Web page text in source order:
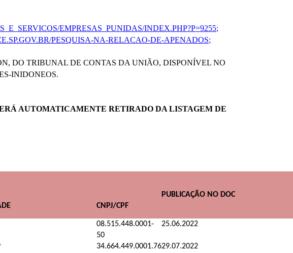
EMPRESAS_PUNIDAS/INDEX.PHP?P=9255;
PESQUISA-NA-RELACAO-DE-APENADOS;
DO TRIBUNAL DE CONTAS DA UNIÃO, DISPONÍVEL NO
INIDONEOS.
AUTOMATICAMENTE RETIRADO DA LISTAGEM DE
CNPJ/CPF
PUBLICAÇÃO NO DOC
08.515.448.0001-
50
25.06.2022
34.664.449.0001.7629.07.2022